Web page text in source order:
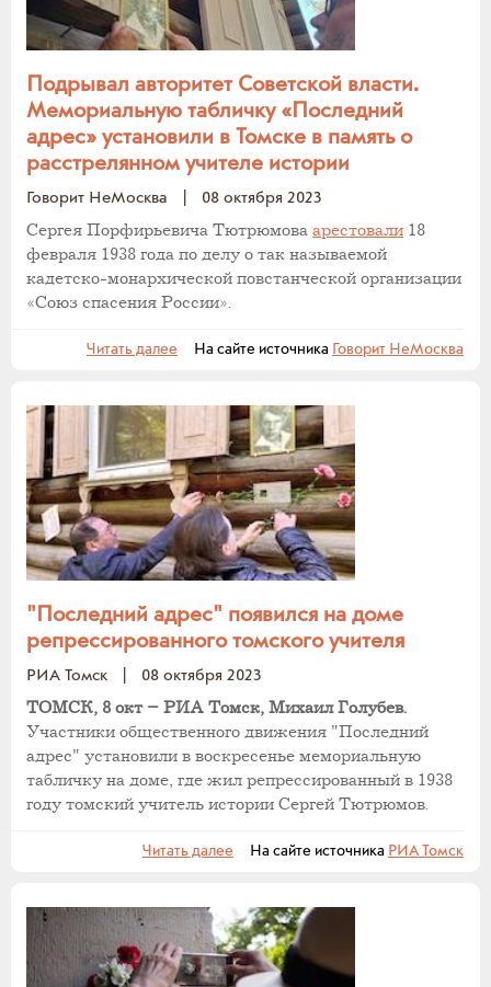
Подрывал авторитет Советской власти.
Мемориальную табличку «Последний
адрес» установили в Томске в память о
расстрелянном учителе истории
Говорит НеМосква
08 октября 2023
Сергея Порфирьевича Тютрюмова арестовали 18
февраля 1938 года по делу о так называемой
кадетско-монархической повстанческой организации
«Союз спасения России».
Читать далее На сайте источника Говорит НеМосква
"Последний адрес" появился на доме
репрессированного томского учителя
РИА Томск
08 октября 2023
ТОМСК, 8 окт – РИА Томск, Михаил Голубев.
Участники общественного движения "Последний
адрес" установили в воскресенье мемориальную
табличку на доме, где жил репрессированный в 1938
году томский учитель истории Сергей Тютрюмов.
Читать далее На сайте источника РИА Томск